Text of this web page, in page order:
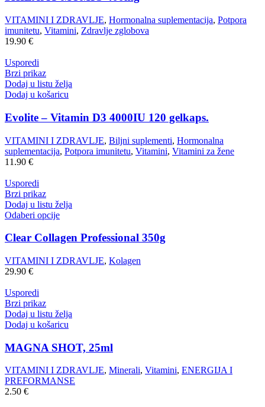
VITAMINI I ZDRAVLJE, Hormonalna suplementacija, Potpora
imunitetu, Vitamini, Zdravlje zglobova
19.90 €
Usporedi
Brzi prikaz
Dodaj u listu želja
Dodaj u košaricu
Evolite – Vitamin D3 4000IU 120 gelkaps.
VITAMINI I ZDRAVLJE, Biljni suplementi, Hormonalna
suplementacija, Potpora imunitetu, Vitamini, Vitamini za žene
11.90 €
Usporedi
Brzi prikaz
Dodaj u listu želja
Odaberi opcije
Clear Collagen Professional 350g
VITAMINI I ZDRAVLJE, Kolagen
29.90 €
Usporedi
Brzi prikaz
Dodaj u listu želja
Dodaj u košaricu
MAGNA SHOT, 25ml
VITAMINI I ZDRAVLJE, Minerali, Vitamini, ENERGIJA I
PREFORMANSE
2.50 €